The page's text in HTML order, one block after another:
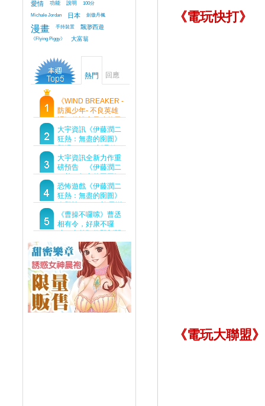
愛情 功能 說明
100分
Michale Jordan
日本 劍傲丹楓
漫畫 手持裝置 飄渺西遊
《Flying Piggy》 大富翁
熱門 回應
《WIND BREAKER -
防風少年- 不良英雄
譚》傳說中最強的男
人現身！即將顛覆風
鈴高中！
大宇資訊《伊藤潤二
狂熱：無盡的囹圄》
登場 Steam 新品節
首支預告片及遊戲
Demo重磅釋出
大宇資訊全新力作重
磅預告 《伊藤潤二
狂熱：無盡的囹圄》
驚悚亮相 ！伊藤潤二
恐怖世界首度進軍
Steam
恐怖遊戲《伊藤潤二
狂熱：無盡的囹圄》
今登陸Steam 詭異洋
樓開啟 同步釋出最新
預告片
《曹操不囉嗦》曹丞
相有令，好康不囉
嗦！事前預約即刻開
《電玩快打》
《電玩大聯盟